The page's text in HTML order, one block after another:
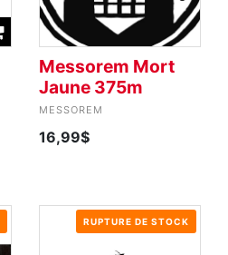
Messorem Mort
Jaune 375m
MESSOREM
16,99$
RUPTURE DE STOCK